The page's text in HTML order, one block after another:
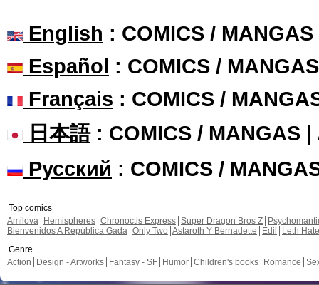
English : COMICS /
Español : COMICS /
Français : COMICS /
日本語: COMICS / MANGAS |
Русский : COMICS /
Top comics
Amilova
Hemispheres Chronoctis Express Super Dragon Bros Z
Bienvenidos A República Gada Only Two Astaroth Y Bernadette Edil
Leth Hate
Genre
Action
Design - Artworks Fantasy - SF Humor Children's books Romance